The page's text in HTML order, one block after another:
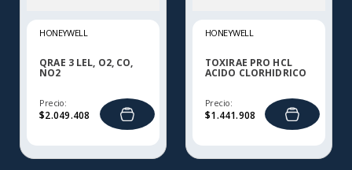
HONEYWELL
QRAE 3 LEL, O2, CO,
NO2
Precio:
$2.049.408
HONEYWELL
TOXIRAE PRO HCL
ACIDO CLORHIDRICO
Precio:
$1.441.908